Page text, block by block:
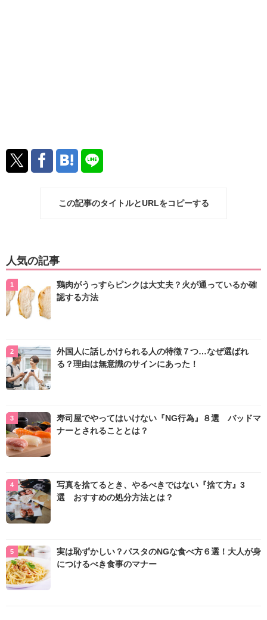
この記事のタイトルとURLをコピーする
人気の記事
鶏肉がうっすらピンクは大丈夫？火が通っているか確
認する方法
外国人に話しかけられる人の特徴７つ…なぜ選ばれ
る？理由は無意識のサインにあった！
寿司屋でやってはいけない『NG行為』８選 バッドマ
ナーとされることとは？
写真を捨てるとき、やるべきではない『捨て方』3
選 おすすめの処分方法とは？
実は恥ずかしい？パスタのNGな食べ方６選！大人が身
につけるべき食事のマナー